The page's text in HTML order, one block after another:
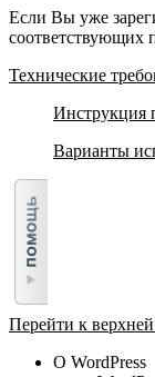
Если Вы уже
соответствующих
Технические
Инструкция
Варианты
Перейти к
О WordPress